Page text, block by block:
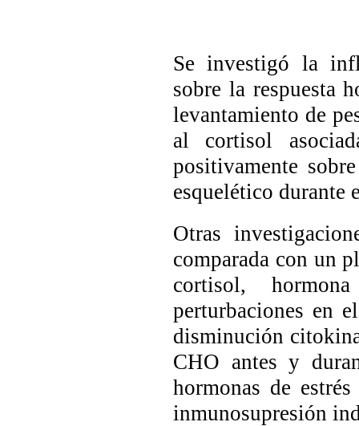
Se investigó la
sobre la respuesta
levantamiento de
al cortisol
positivamente
esquelético durante
Otras
comparada con un
cortisol,
perturbaciones en
disminución
CHO antes y
hormonas de
inmunosupresión